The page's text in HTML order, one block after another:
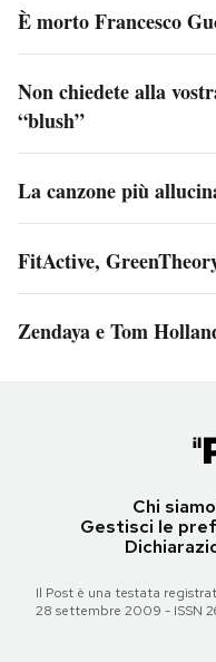
È morto Francesco
Non chiedete alla
“blush”
La canzone più
FitActive,
Zendaya e Tom
Chi siamo
Gestisci le
Il Post è una testata
28 settembre 2009 - ISSN